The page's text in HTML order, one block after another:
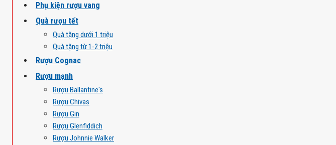
Phụ kiện rượu vang
Quà rượu tết
Quà tặng dưới 1 triệu
Quà tặng từ 1-2 triệu
Rượu Cognac
Rượu mạnh
Rượu Ballantine's
Rượu Chivas
Rượu Gin
Rượu Glenfiddich
Rượu Johnnie Walker